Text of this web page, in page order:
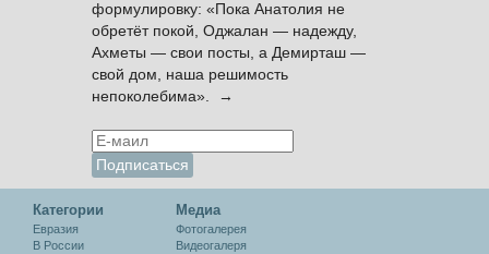
формулировку: «Пока Анатолия не
обретёт покой, Оджалан — надежду,
Ахметы — свои посты, а Демирташ —
свой дом, наша решимость
непоколебима». →
Категории
Евразия
В России
Медиа
Фотогалерея
Видеогалеря